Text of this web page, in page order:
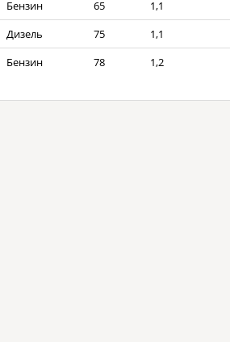
Бензин 65
1,1
Дизель 75
1,1
Бензин 78 1,2